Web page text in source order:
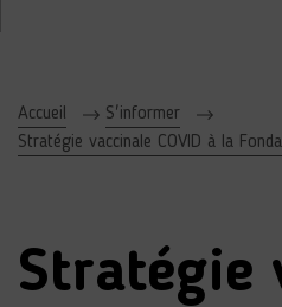
Accueil
S'informer
Stratégie vaccinale COVID à la
Stratégie